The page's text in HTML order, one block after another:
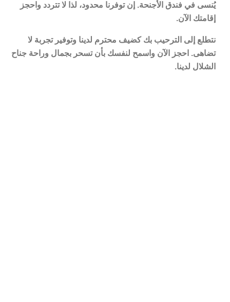
يُنسى في فندق الأجنحة. إن توفرنا محدود، لذا لا تتردد واحجز
إقامتك الآن.
نتطلع إلى الترحيب بك كضيف محترم لدينا وتوفير تجربة لا
تضاهى. احجز الآن واسمح لنفسك بأن تسحر بجمال وراحة جناح
الشلال لدينا.